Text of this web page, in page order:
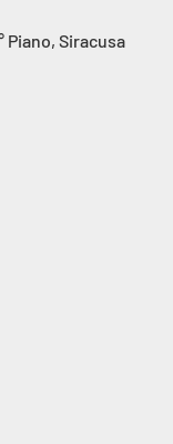
Piano, Siracusa